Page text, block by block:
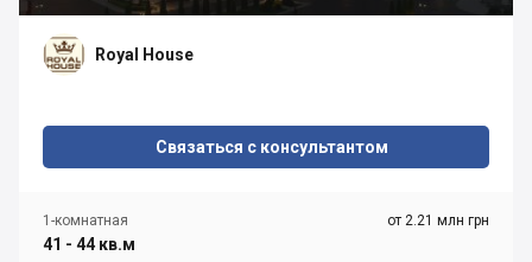
Royal House
Связаться с консультантом
1-комнатная от 2.21 млн грн
41 - 44 кв.м